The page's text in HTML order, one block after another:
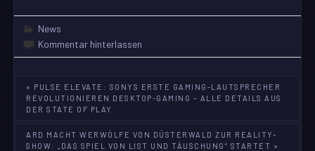
News
Kommentar hinterlassen
Beitragsnavigation
« PULSE ELEVATE: SONYS ERSTE GAMING-LAUTSPRECHER
REVOLUTIONIEREN DESKTOP-GAMING – ALLE DETAILS AUS
DER STATE OF PLAY
ARD MACHT WERWÖLFE VON DÜSTERWALD ZUR REALITY-
SHOW: „DAS SPIEL VON LIST UND TÄUSCHUNG“ STARTET »